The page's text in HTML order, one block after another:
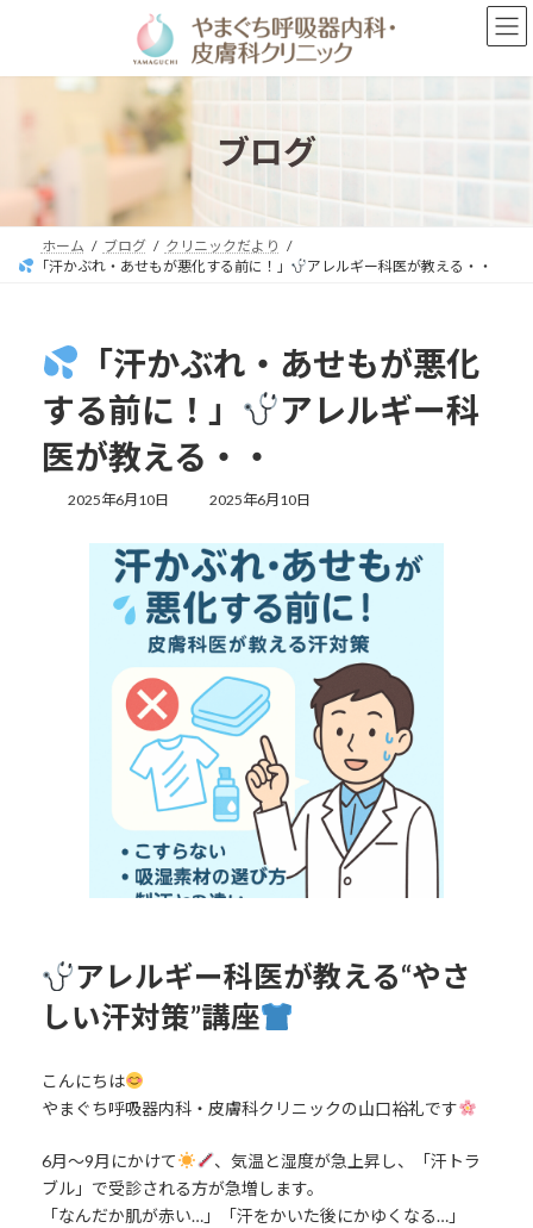
ン
プ
ー
動
ブログ
ホーム ブログ
クリニックだより
「汗かぶれ・あせもが悪化する前に！」
アレルギー科医が教える・・
「汗かぶれ・あせもが悪化
する前に！」
アレルギー科
医が教える・・
2025年6月10日
最
更
新
日
時
:
2025年6月10日
アレルギー科医が教える“やさ
しい汗対策”講座
こんにちは
やまぐち呼吸器内科・皮膚科クリニックの山口裕礼です
6月〜9月にかけて
、気温と湿度が急上昇し、「汗トラ
ブル」で受診される方が急増します。
「なんだか肌が赤い…」「汗をかいた後にかゆくなる…」